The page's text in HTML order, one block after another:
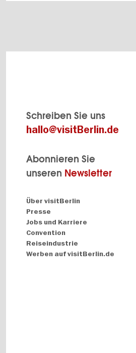
Schreiben Sie uns
hallo@visitBerlin.de
Abonnieren Sie
unseren Newsletter
Navigation:
About
Über visitBerlin
Presse
Jobs und Karriere
Convention
Reiseindustrie
Werben auf visitBerlin.de